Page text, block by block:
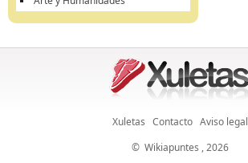
Xuletas Contacto Aviso legal
© Wikiapuntes , 2026